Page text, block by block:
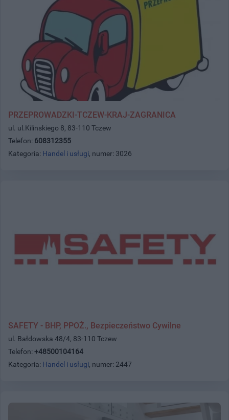
PRZEPROWADZKI-TCZEW-KRAJ-ZAGRANICA
ul. ul.Kilinskiego 8, 83-110 Tczew
Telefon: 608312355
Kategoria: Handel i usługi, numer: 3026
SAFETY - BHP, PPOŻ., Bezpieczeństwo Cywilne
ul. Bałdowska 48/4, 83-110 Tczew
Telefon: +48500104164
Kategoria: Handel i usługi, numer: 2447